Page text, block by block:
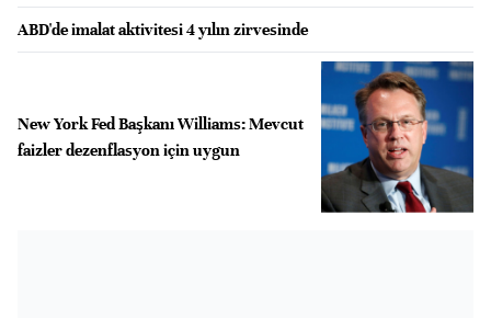
ABD'de imalat aktivitesi 4 yılın zirvesinde
New York Fed Başkanı Williams: Mevcut
faizler dezenflasyon için uygun